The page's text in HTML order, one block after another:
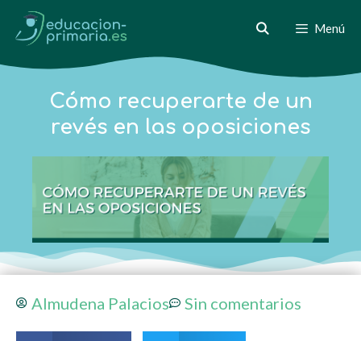
Menú
Cómo recuperarte de un
revés en las oposiciones
Almudena Palacios Sin comentarios